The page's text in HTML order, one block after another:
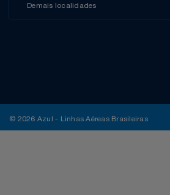
Demais localidades
© 2026 Azul - Linhas Aéreas Brasileiras